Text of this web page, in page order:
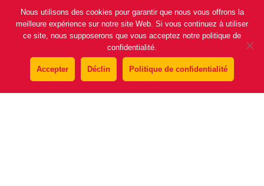
Av Mediterrania, nº 2,
07870 La Savina, Formentera (Baleares)
Nous utilisons des cookies pour garantir que nous vous offrons la
meilleure expérience sur notre site Web. Si vous continuez à utiliser
ce site, nous supposerons que vous acceptez notre politique de
confidentialité.
Accepter Déclin Politique de confidentialité